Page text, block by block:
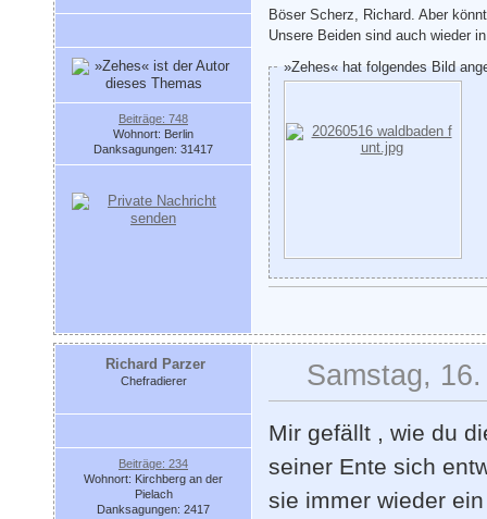
Beiträge: 748
Wohnort: Berlin
Danksagungen: 31417
Böser Scherz, Richard. Aber
Unsere Beiden sind auch wieder
»Zehes« hat folgendes Bild
Richard Parzer
Chefradierer
Beiträge: 234
Wohnort: Kirchberg an der
Pielach
Danksagungen: 2417
Samstag,
Mir gefällt , wie du
seiner Ente sich
sie immer wieder